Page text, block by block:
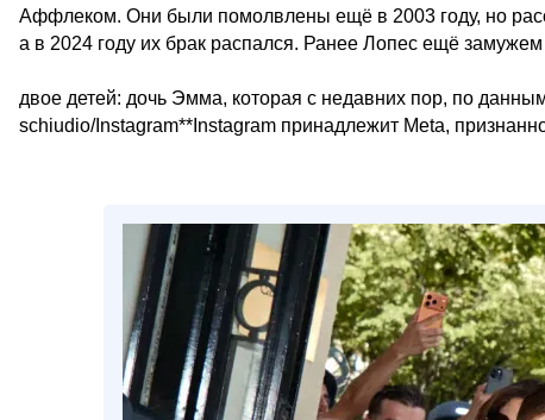
Аффлеком. Они были помолвлены ещё в 2003 году, но
а в 2024 году их брак распался. Ранее Лопес ещё
двое детей: дочь Эмма, которая с недавних пор, по
schiudio/Instagram**Instagram принадлежит Meta,